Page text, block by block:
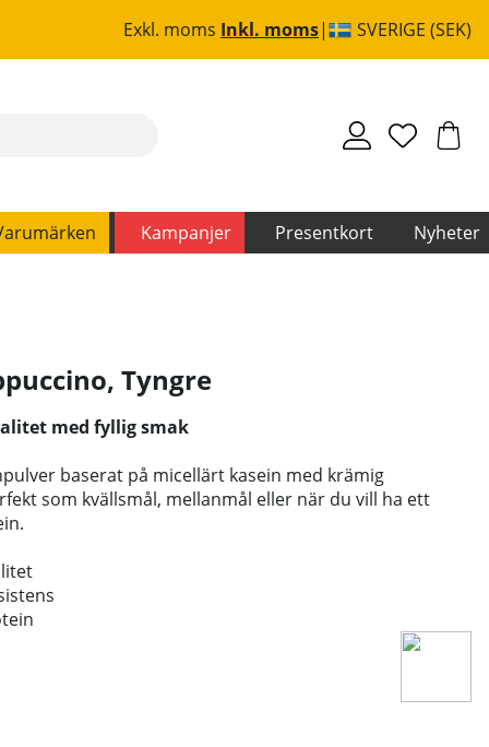
Exkl. moms Inkl. moms SVERIGE (SEK)
Kampanjer Presentkort Nyheter
, Tyngre
med fyllig smak
baserat på micellärt kasein med krämig
som kvällsmål, mellanmål eller när du vill ha ett